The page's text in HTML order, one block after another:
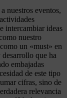
nuestros eventos,
intercambiar ideas
nuestro
un «must» en
que ha
embajadas
de este tipo
cifras, sino de
relevancia